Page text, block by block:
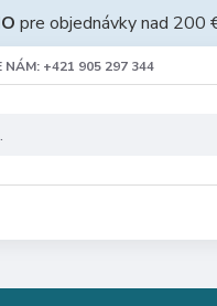
pre objednávky nad 200
NÁM: +421 905 297 344